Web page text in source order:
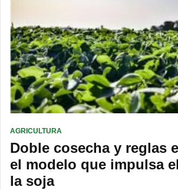
AGRICULTURA
Doble cosecha y reglas
el modelo que impulsa
la soja